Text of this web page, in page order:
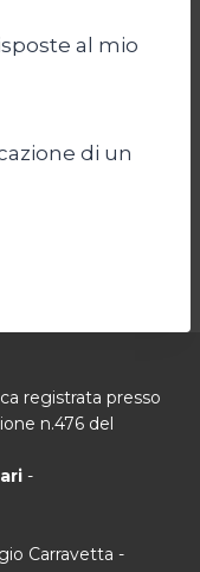
al mio
di un
registrata presso
n.476 del
-
Carravetta -